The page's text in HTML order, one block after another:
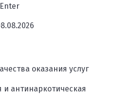
оказания услуг
и антинаркотическая